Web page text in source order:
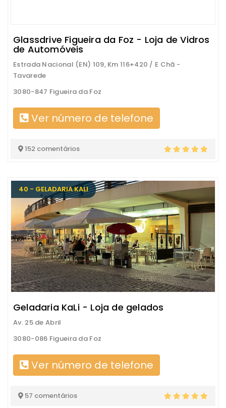
Glassdrive Figueira da Foz - Loja de Vidros
de Automóveis
Estrada Nacional (EN) 109, Km 116+420 / E Chã -
Tavarede
3080-847 Figueira da Foz
Ver número de telefone
152 comentários
40 - GELADARIA KALI
Geladaria KaLi - Loja de gelados
Av. 25 de Abril
3080-086 Figueira da Foz
Ver número de telefone
57 comentários